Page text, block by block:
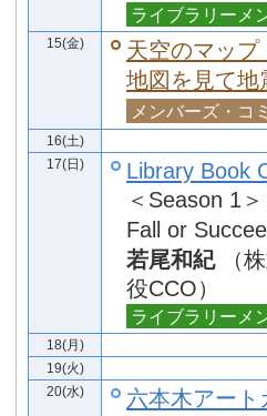
ライブラリーメ
15(金)
天空のマップ
地図を見て地
メンバーズ・コ
16(土)
17(日)
Library Book
＜Season 1
Fall or
若尾和紀（株
役CCO）
ライブラリーメ
18(月)
19(火)
20(水)
六本木アート